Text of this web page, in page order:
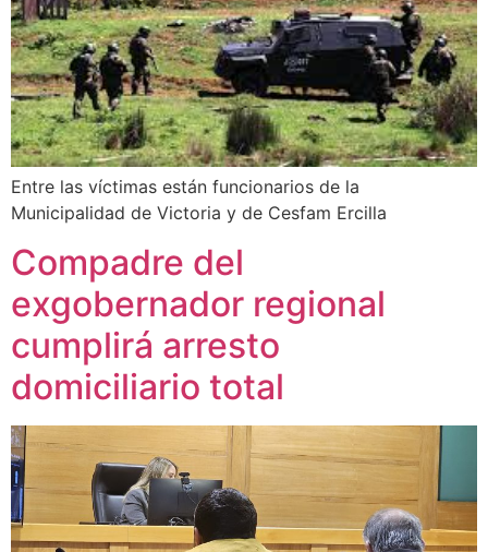
Entre las víctimas están funcionarios de la
Municipalidad de Victoria y de Cesfam Ercilla
Compadre del
exgobernador regional
cumplirá arresto
domiciliario total